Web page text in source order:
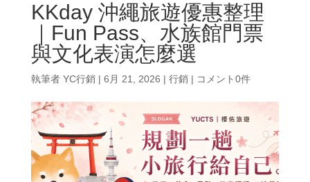
KKday 沖繩旅遊優惠整理
｜Fun Pass、水族館門票
與文化表演怎麼選
執筆者 YC行銷| 6月 21, 2026 | 行銷| コメント0件